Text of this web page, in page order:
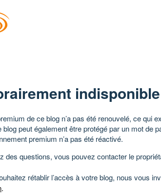
indisponible
de ce blog n’a pas été renouvelé, ce qui
peut également être protégé par un mot de
premium n’a pas été réactivé.
des questions, vous pouvez contacter le
rétablir l’accès à votre blog, nous vous
.